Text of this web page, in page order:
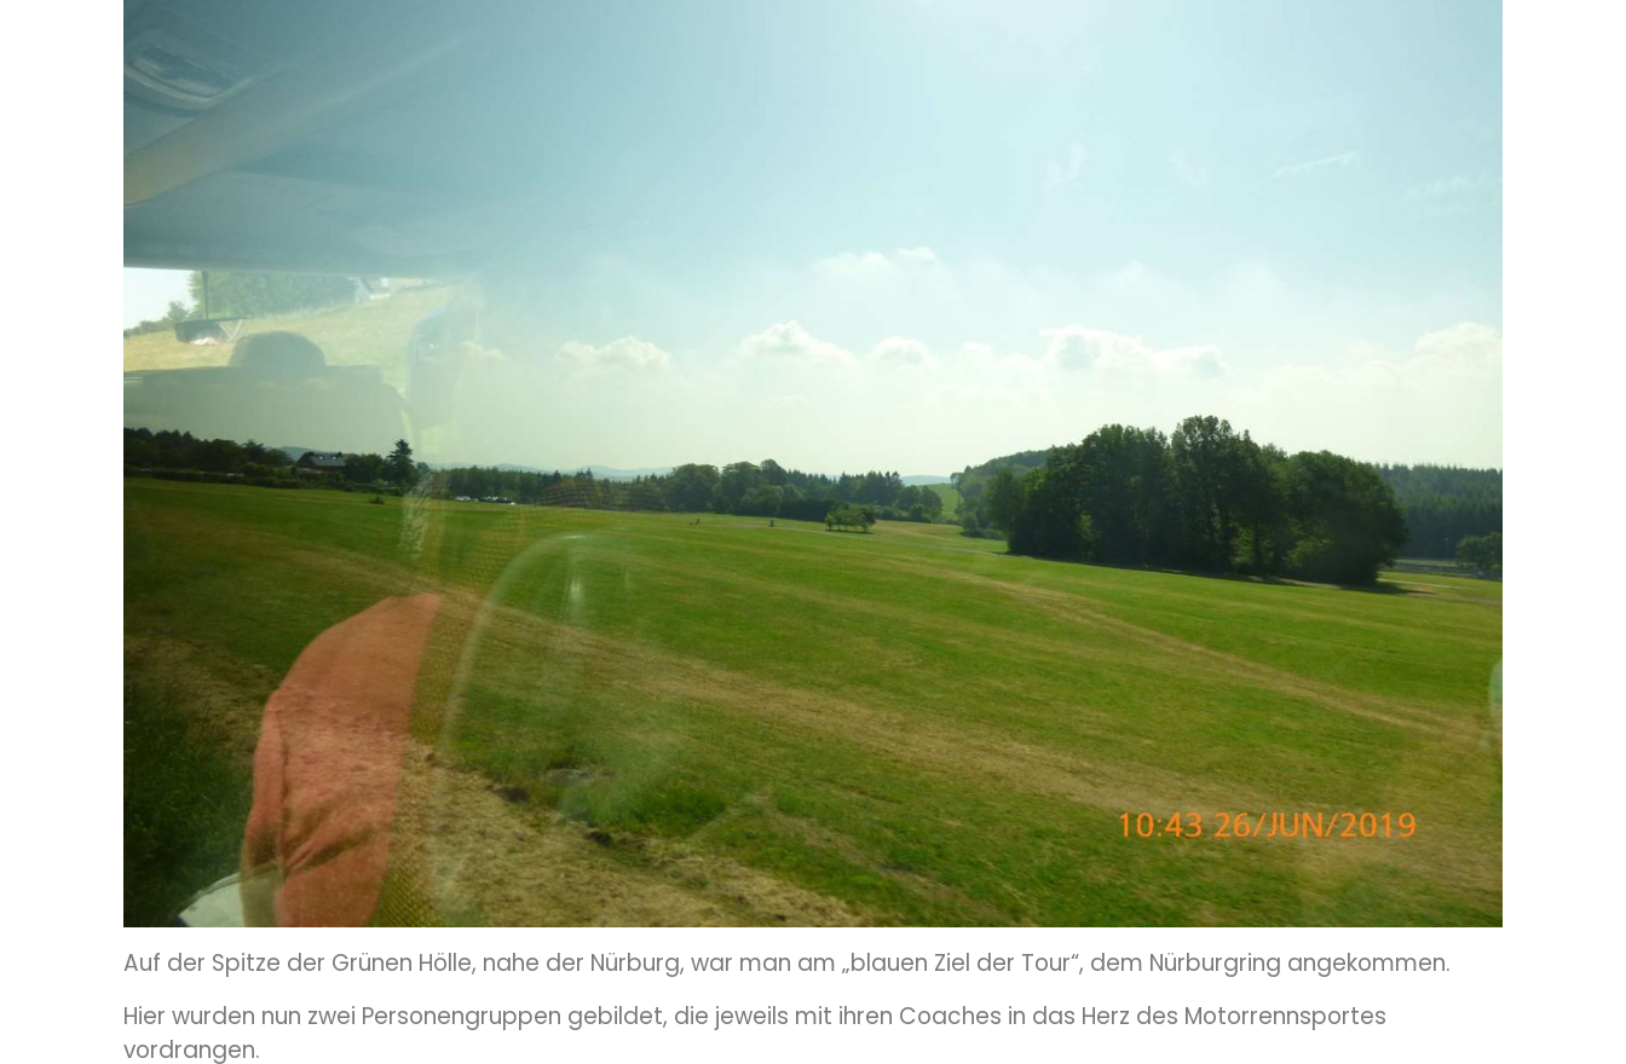
Auf der Spitze der Grünen Hölle, nahe der Nürburg, war man am „blauen Ziel der Tour“, dem Nürburgring angekommen.
Hier wurden nun zwei Personengruppen gebildet, die jeweils mit ihren Coaches in das Herz des Motorrennsportes
vordrangen.